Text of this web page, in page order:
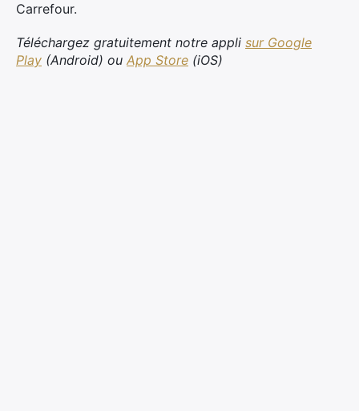
Carrefour.
Téléchargez gratuitement notre appli sur Google
Play (Android) ou App Store (iOS)